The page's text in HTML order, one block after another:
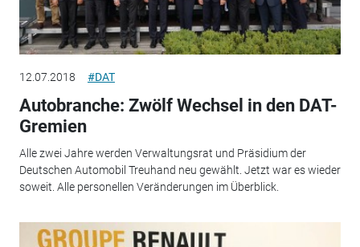
12.07.2018 #DAT
Autobranche: Zwölf Wechsel in den DAT-
Gremien
Alle zwei Jahre werden Verwaltungsrat und Präsidium der
Deutschen Automobil Treuhand neu gewählt. Jetzt war es wieder
soweit. Alle personellen Veränderungen im Überblick.